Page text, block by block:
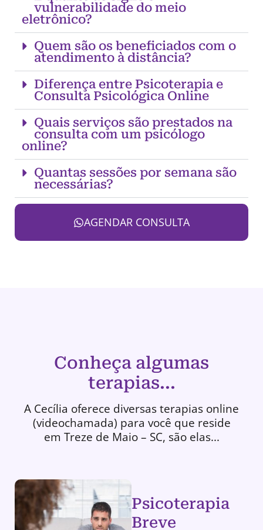
vulnerabilidade do meio
eletrônico?
Quem são os beneficiados com o
atendimento à distância?
Diferença entre Psicoterapia e
Consulta Psicológica Online
Quais serviços são prestados na
consulta com um psicólogo
online?
Quantas sessões por semana são
necessárias?
AGENDAR CONSULTA
Conheça algumas
terapias...
A Cecília oferece diversas terapias online
(videochamada) para você que reside
em Treze de Maio – SC, são elas...
Psicoterapia
Breve